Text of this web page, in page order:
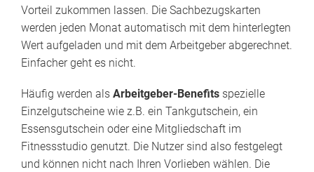
Vorteil zukommen lassen. Die Sachbezugskarten
werden jeden Monat automatisch mit dem hinterlegten
Wert aufgeladen und mit dem Arbeitgeber abgerechnet.
Einfacher geht es nicht.
Häufig werden als Arbeitgeber-Benefits spezielle
Einzelgutscheine wie z.B. ein Tankgutschein, ein
Essensgutschein oder eine Mitgliedschaft im
Fitnessstudio genutzt. Die Nutzer sind also festgelegt
und können nicht nach Ihren Vorlieben wählen. Die